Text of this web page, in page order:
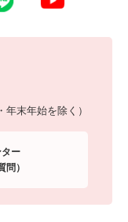
末年始を除く）
ー
問）